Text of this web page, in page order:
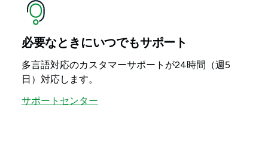
必要なときにいつでもサポート
多言語対応のカスタマーサポートが24時間（週5
日）対応します。
サポートセンター